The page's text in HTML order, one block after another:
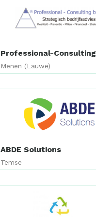
Professional-Consulting
Menen (Lauwe)
ABDE Solutions
Temse